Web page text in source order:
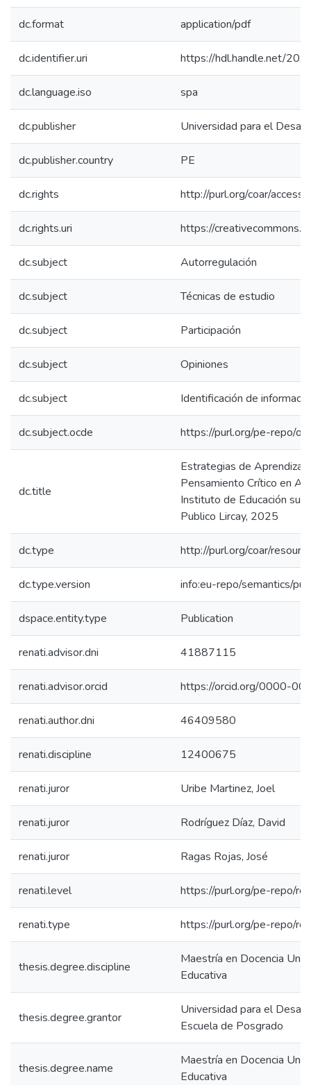
dc.format application/pdf
dc.identifier.uri https://hdl.handle.net/
dc.language.iso spa
dc.publisher Universidad para el
dc.publisher.country PE
dc.rights http://purl.org/coar/
dc.rights.uri https://
dc.subject Autorregulación
dc.subject Técnicas de estudio
dc.subject Participación
dc.subject Opiniones
dc.subject Identificación de
dc.subject.ocde https://purl.org/pe-repo/
dc.title
Estrategias de
Pensamiento Crítico en
Instituto de Educación
Publico Lircay, 2025
dc.type http://purl.org/coar/
dc.type.version info:eu-repo/semantics/
dspace.entity.type Publication
renati.advisor.dni 41887115
renati.advisor.orcid https://orcid.org/0000-
renati.author.dni 46409580
renati.discipline 12400675
renati.juror Uribe Martinez, Joel
renati.juror Rodríguez Díaz, David
renati.juror Ragas Rojas, José
renati.level https://purl.org/pe-repo/
renati.type https://purl.org/pe-repo/
thesis.degree.discipline
Maestría en Docencia
Educativa
thesis.degree.grantor
Universidad para el
Escuela de Posgrado
thesis.degree.name
Maestría en Docencia
Educativa